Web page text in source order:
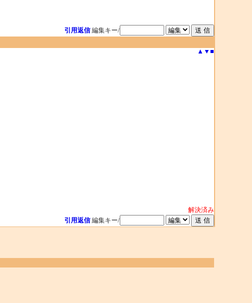
引用返信 編集キー/
▲ ▼ ■
解決済み
引用返信 編集キー/